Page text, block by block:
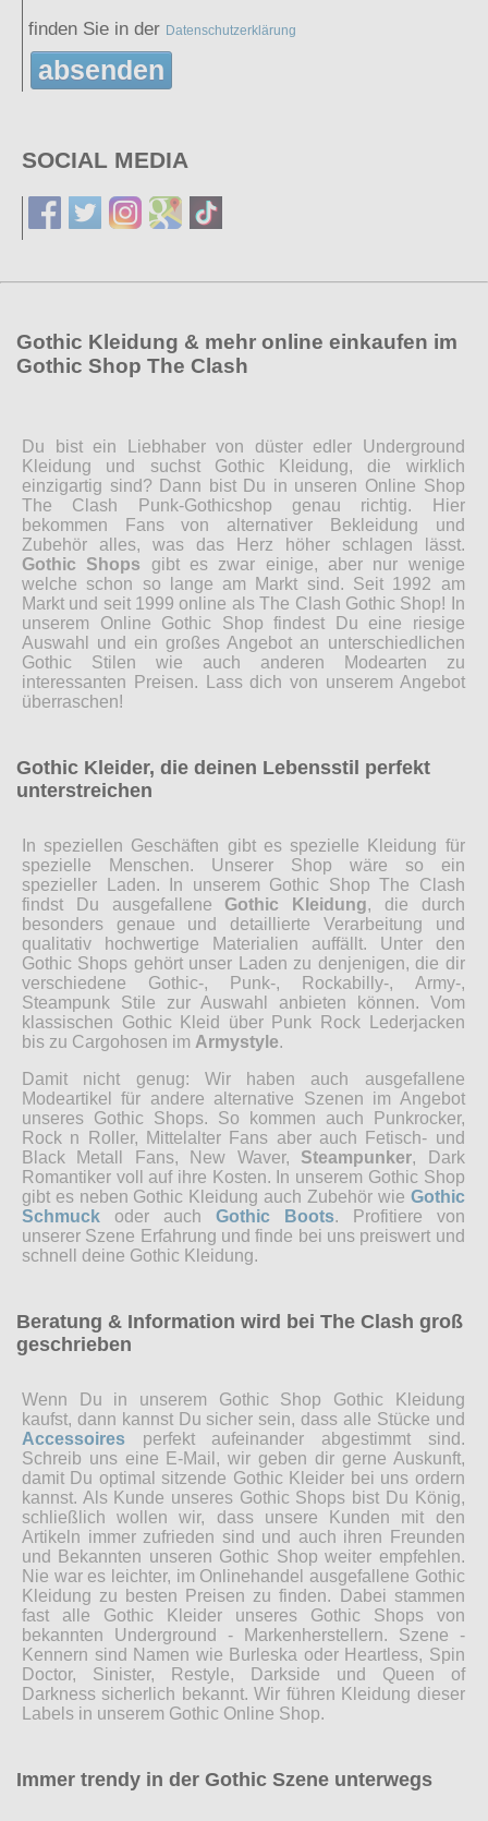
finden Sie in der Datenschutzerklärung
absenden
SOCIAL MEDIA
Gothic Kleidung & mehr online einkaufen im
Gothic Shop The Clash
Du bist ein Liebhaber von düster edler Underground
Kleidung und suchst Gothic Kleidung, die wirklich
einzigartig sind? Dann bist Du in unseren Online Shop
The Clash Punk-Gothicshop genau richtig. Hier
bekommen Fans von alternativer Bekleidung und
Zubehör alles, was das Herz höher schlagen lässt.
Gothic Shops gibt es zwar einige, aber nur wenige
welche schon so lange am Markt sind. Seit 1992 am
Markt und seit 1999 online als The Clash Gothic Shop! In
unserem Online Gothic Shop findest Du eine riesige
Auswahl und ein großes Angebot an unterschiedlichen
Gothic Stilen wie auch anderen Modearten zu
interessanten Preisen. Lass dich von unserem Angebot
überraschen!
Gothic Kleider, die deinen Lebensstil perfekt
unterstreichen
In speziellen Geschäften gibt es spezielle Kleidung für
spezielle Menschen. Unserer Shop wäre so ein
spezieller Laden. In unserem Gothic Shop The Clash
findst Du ausgefallene Gothic Kleidung, die durch
besonders genaue und detaillierte Verarbeitung und
qualitativ hochwertige Materialien auffällt. Unter den
Gothic Shops gehört unser Laden zu denjenigen, die dir
verschiedene Gothic-, Punk-, Rockabilly-, Army-,
Steampunk Stile zur Auswahl anbieten können. Vom
klassischen Gothic Kleid über Punk Rock Lederjacken
bis zu Cargohosen im Armystyle.
Damit nicht genug: Wir haben auch ausgefallene
Modeartikel für andere alternative Szenen im Angebot
unseres Gothic Shops. So kommen auch Punkrocker,
Rock n Roller, Mittelalter Fans aber auch Fetisch- und
Black Metall Fans, New Waver, Steampunker, Dark
Romantiker voll auf ihre Kosten. In unserem Gothic Shop
gibt es neben Gothic Kleidung auch Zubehör wie Gothic
Schmuck oder auch Gothic Boots. Profitiere von
unserer Szene Erfahrung und finde bei uns preiswert und
schnell deine Gothic Kleidung.
Beratung & Information wird bei The Clash groß
geschrieben
Wenn Du in unserem Gothic Shop Gothic Kleidung
kaufst, dann kannst Du sicher sein, dass alle Stücke und
Accessoires perfekt aufeinander abgestimmt sind.
Schreib uns eine E-Mail, wir geben dir gerne Auskunft,
damit Du optimal sitzende Gothic Kleider bei uns ordern
kannst. Als Kunde unseres Gothic Shops bist Du König,
schließlich wollen wir, dass unsere Kunden mit den
Artikeln immer zufrieden sind und auch ihren Freunden
und Bekannten unseren Gothic Shop weiter empfehlen.
Nie war es leichter, im Onlinehandel ausgefallene Gothic
Kleidung zu besten Preisen zu finden. Dabei stammen
fast alle Gothic Kleider unseres Gothic Shops von
bekannten Underground - Markenherstellern. Szene -
Kennern sind Namen wie Burleska oder Heartless, Spin
Doctor, Sinister, Restyle, Darkside und Queen of
Darkness sicherlich bekannt. Wir führen Kleidung dieser
Labels in unserem Gothic Online Shop.
Immer trendy in der Gothic Szene unterwegs